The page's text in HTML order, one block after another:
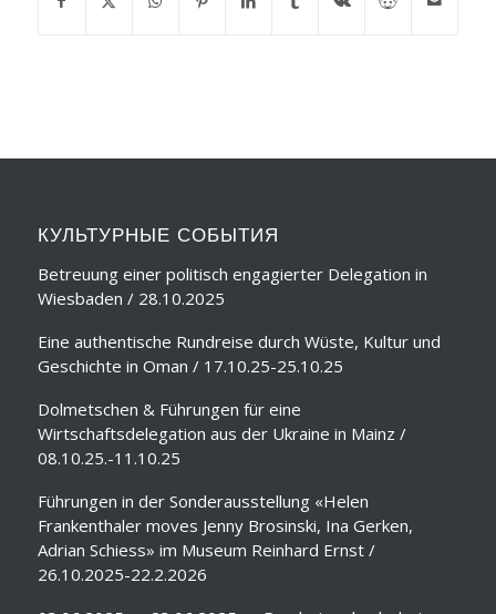
КУЛЬТУРНЫЕ СОБЫТИЯ
Betreuung einer politisch engagierter Delegation in
Wiesbaden / 28.10.2025
Eine authentische Rundreise durch Wüste, Kultur und
Geschichte in Oman / 17.10.25-25.10.25
Dolmetschen & Führungen für eine
Wirtschaftsdelegation aus der Ukraine in Mainz /
08.10.25.-11.10.25
Führungen in der Sonderausstellung «Helen
Frankenthaler moves Jenny Brosinski, Ina Gerken,
Adrian Schiess» im Museum Reinhard Ernst /
26.10.2025-22.2.2026